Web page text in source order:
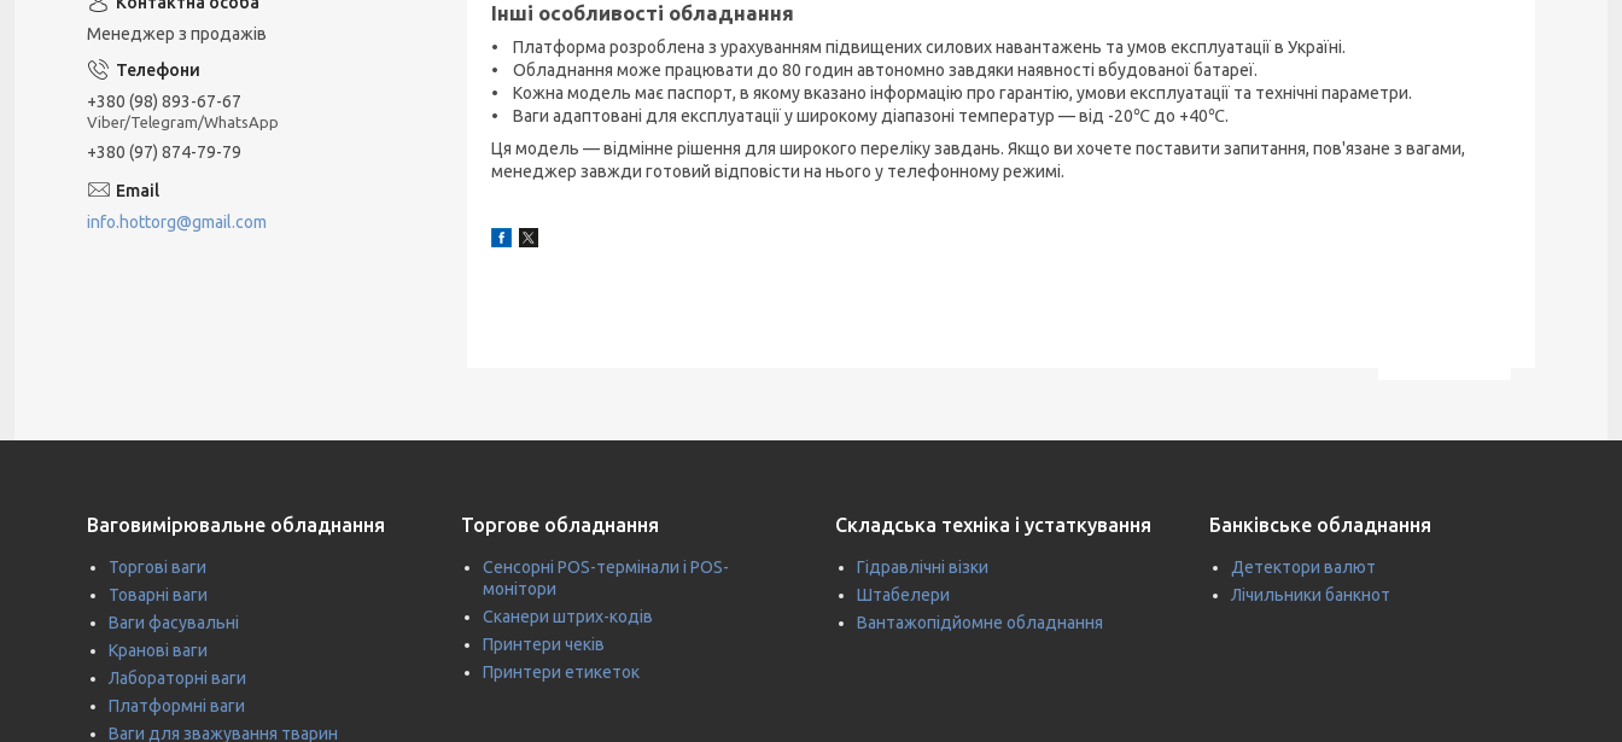
Інші особливості обладнання
• Платформа розроблена з урахуванням підвищених силових навантажень та умов експлуатації в Україні.
• Обладнання може працювати до 80 годин автономно завдяки наявності вбудованої батареї.
• Кожна модель має паспорт, в якому вказано інформацію про гарантію, умови експлуатації та технічні параметри.
• Ваги адаптовані для експлуатації у широкому діапазоні температур — від -20℃ до +40℃.
Ця модель — відмінне рішення для широкого переліку завдань. Якщо ви хочете поставити запитання, пов'язане з вагами,
менеджер завжди готовий відповісти на нього у телефонному режимі.
Менеджер з продажів
+380 (98) 893-67-67
Viber/Telegram/WhatsApp
+380 (97) 874-79-79
info.hottorg@gmail.com
Ваговимірювальне обладнання
Торгові ваги
Товарні ваги
Ваги фасувальні
Кранові ваги
Лабораторні ваги
Платформні ваги
Ваги для зважування тварин
Торгове обладнання
Сенсорні POS-термінали і POS-
монітори
Сканери штрих-кодів
Принтери чеків
Принтери етикеток
Складська техніка і устаткування
Гідравлічні візки
Штабелери
Вантажопідйомне обладнання
Банківське обладнання
Детектори валют
Лічильники банкнот